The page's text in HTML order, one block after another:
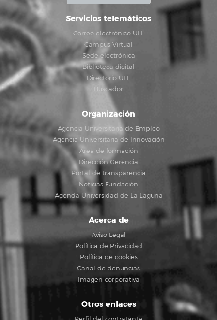
Servicios telemáticos
Correo electrónico ULL
Campus Virtual
Sede electrónica
Biblioteca digital
Directorio ULL
Buscador
Organización
Agencia Universitaria de Empleo
Agencia Universitaria de Innovación
Área de formación
Dirección Gerencia
Portal de transparencia
Noticias Fundación
Agenda Universidad de La Laguna
Acerca de
Aviso Legal
Política de Privacidad
Política de cookies
Canal de denuncias
Imagen corporativa
Otros enlaces